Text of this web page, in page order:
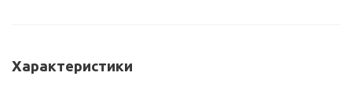
Характеристики